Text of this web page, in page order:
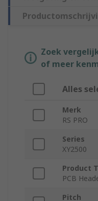
Zoek
of meer
Alles
Merk
RS PRO
Series
XY2500
Product
PCB
Pitch